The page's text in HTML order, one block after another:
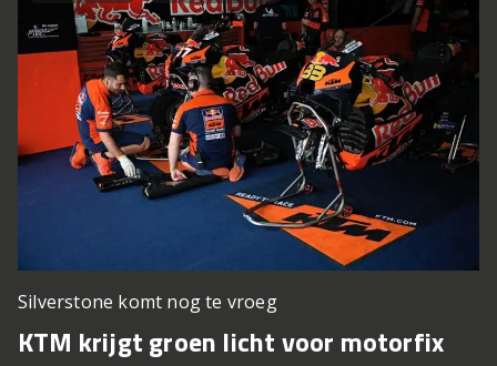
Silverstone komt nog te vroeg
KTM krijgt groen licht voor motorfix